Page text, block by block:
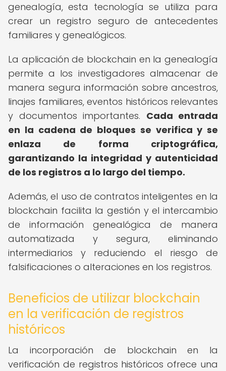
genealogía, esta tecnología se utiliza para
crear un registro seguro de antecedentes
familiares y genealógicos.
La aplicación de blockchain en la genealogía
permite a los investigadores almacenar de
manera segura información sobre ancestros,
linajes familiares, eventos históricos relevantes
y documentos importantes. Cada entrada
en la cadena de bloques se verifica y se
enlaza de forma criptográfica,
garantizando la integridad y autenticidad
de los registros a lo largo del tiempo.
Además, el uso de contratos inteligentes en la
blockchain facilita la gestión y el intercambio
de información genealógica de manera
automatizada y segura, eliminando
intermediarios y reduciendo el riesgo de
falsificaciones o alteraciones en los registros.
Beneficios de utilizar blockchain
en la verificación de registros
históricos
La incorporación de blockchain en la
verificación de registros históricos ofrece una